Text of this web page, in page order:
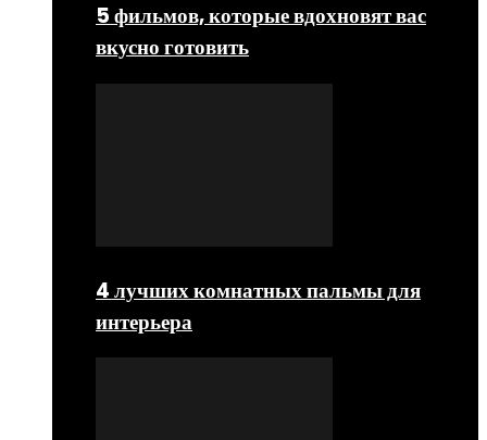
5 фильмов, которые вдохновят вас
вкусно готовить
4 лучших комнатных пальмы для
интерьера